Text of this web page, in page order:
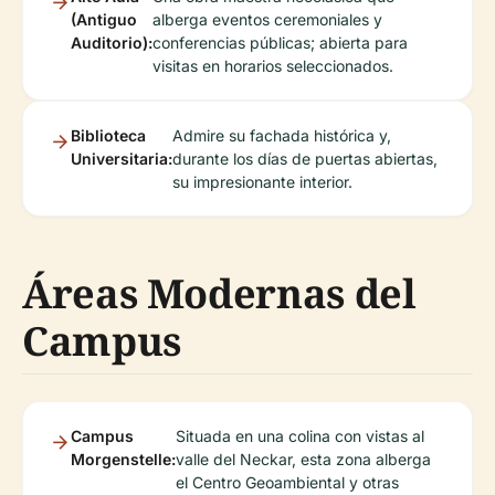
(Antiguo
Auditorio):
alberga eventos ceremoniales y
conferencias públicas; abierta para
visitas en horarios seleccionados.
Biblioteca
Universitaria:
Admire su fachada histórica y,
durante los días de puertas abiertas,
su impresionante interior.
Áreas Modernas del
Campus
Campus
Morgenstelle:
Situada en una colina con vistas al
valle del Neckar, esta zona alberga
el Centro Geoambiental y otras